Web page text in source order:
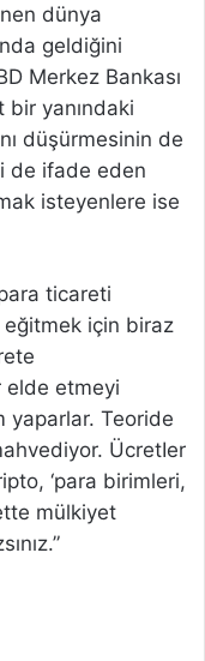
dünya
geldiğini
Merkez Bankası
bir yanındaki
düşürmesinin de
de ifade eden
isteyenlere ise
ticareti
için biraz
elde etmeyi
yaparlar. Teoride
ÜcretIer
‘para birimleri,
mülkiyet